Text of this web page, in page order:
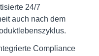
24/7
auch nach dem
Compliance